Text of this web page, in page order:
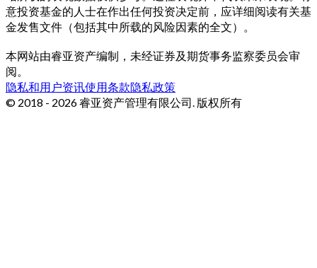
意投资基金的人士在作出任何投资决定前，应详细阅读有关基
金发售文件（包括其中所载的风险因素的全文）。
本网站由睿亚资产编制，未经证券及期货事务监察委员会审
阅。
隐私和用户资讯使用条款隐私政策
© 2018 - 2026 睿亚资产管理有限公司. 版权所有